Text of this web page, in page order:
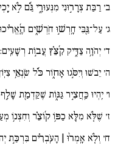
ב׳ רַבַּת צְרָר֣וּנִי מִנְּעוּרָ֑י גַּ֜֗ם לֹ֣א
ג׳ עַל־גַּ֖בִּי חָֽרְשׁ֣וּ חֹֽרְשִׁ֑ים
ד׳ יְהֹוָ֥ה צַדִּ֑יק קִ֜צֵּ֗ץ עֲב֣וֹת רְשָׁעִֽים:
ה׳ יֵבֹשׁוּ וְיִסֹּ֣גוּ אָח֑וֹר כֹּ֜֗ל שֹֽׂנְאֵ֥י
ו׳ יִֽהְיוּ כַּֽחֲצִ֣יר גַּגּ֑וֹת שֶׁקַּדְמַ֖ת
ז׳ שֶׁלֹּ֚א מִלֵּ֖א כַפּ֥וֹ ק֜וֹצֵ֗ר וְחִצְנ֥וֹ
ח׳ וְלֹ֚א אָֽמְר֨וּ | הָעֹֽבְרִ֗ים בִּרְכַּ֣ת